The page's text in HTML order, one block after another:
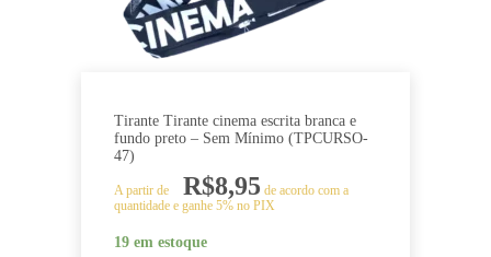
Tirante Tirante cinema escrita branca e
fundo preto – Sem Mínimo (TPCURSO-
47)
A partir de R$8,95 de acordo com a
quantidade e ganhe 5% no PIX
19 em estoque